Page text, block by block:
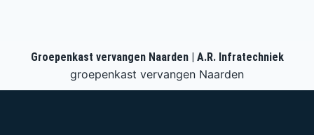
Groepenkast vervangen Naarden | A.R. Infratechniek
groepenkast vervangen Naarden